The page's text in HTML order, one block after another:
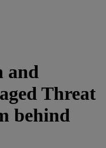
and
Threat
behind